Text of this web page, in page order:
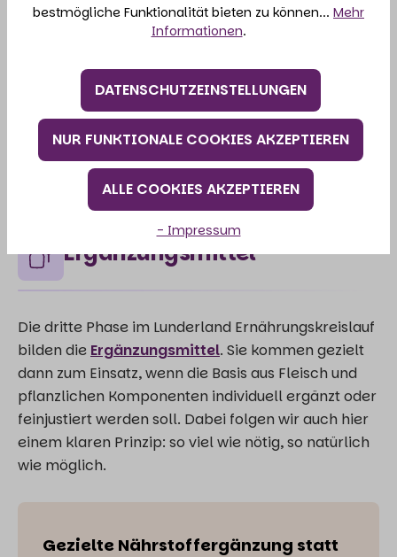
Ideal für sensible Tiere und
Ausschlussdiäten
Aktivitätslevel
Perfekt für erfahrene Halter und BARF-
Ergänzungsmittel
Die dritte Phase im Lunderland Ernährungskreislauf
bilden die Ergänzungsmittel. Sie kommen gezielt
dann zum Einsatz, wenn die Basis aus Fleisch und
pflanzlichen Komponenten individuell ergänzt oder
feinjustiert werden soll. Dabei folgen wir auch hier
einem klaren Prinzip: so viel wie nötig, so natürlich
wie möglich.
Gezielte Nährstoffergänzung statt
bestmögliche Funktionalität bieten zu können... Mehr
Informationen.
DATENSCHUTZEINSTELLUNGEN
NUR FUNKTIONALE COOKIES AKZEPTIEREN
ALLE COOKIES AKZEPTIEREN
- Impressum